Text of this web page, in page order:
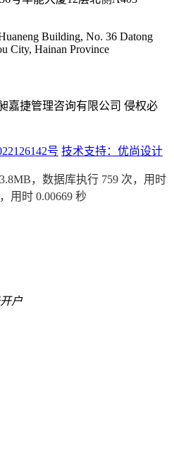
Building, No. 36 Datong
City, Hainan Province
嘉捷管理咨询有限公司 侵权必
号 技术支持：优尚设计
，数据库执行 759 次，用时
用时 0.00669 秒
户